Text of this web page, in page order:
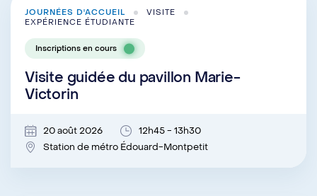
JOURNÉES D'ACCUEIL
VISITE
EXPÉRIENCE ÉTUDIANTE
Inscriptions en cours
Visite guidée du pavillon Marie-
Victorin
20 août 2026
12h45 - 13h30
Station de métro Édouard-Montpetit